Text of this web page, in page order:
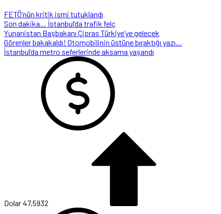
FETÖ’nün kritik ismi tutuklandı
Son dakika… İstanbul’da trafik felç
Yunanistan Başbakanı Çipras Türkiye’ye gelecek
Görenler bakakaldı! Otomobilinin üstüne bıraktığı yazı…
İstanbul’da metro seferlerinde aksama yaşandı
Dolar47,5932